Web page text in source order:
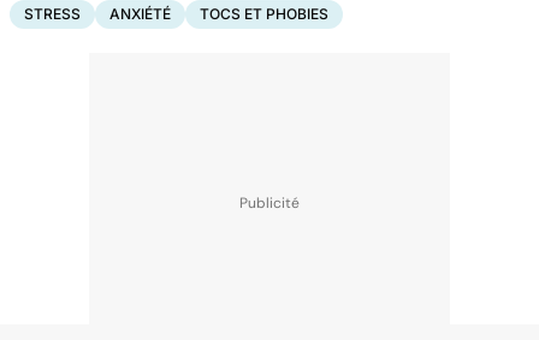
STRESS ANXIÉTÉ TOCS ET PHOBIES